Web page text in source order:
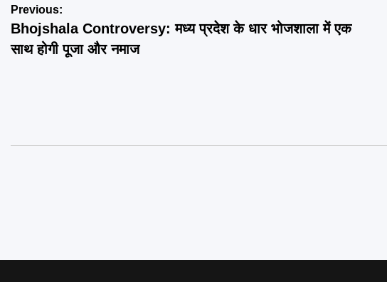
Post
navigation
Previous:
Bhojshala Controversy: मध्य प्रदेश के धार भोजशाला में एक
साथ होगी पूजा और नमाज